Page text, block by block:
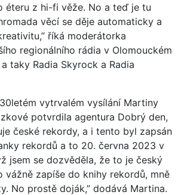
éteru z hi-fi věže. No a teď je tu
věcí se děje automaticky a
říká moderátorka
regionálního rádia v Olomouckém
taky Radia Skyrock a Radia
vytrvalém vysílání Martiny
potvrdila agentura Dobrý den,
české rekordy, a i tento byl zapsán
rekordů a to 20. června 2023 v
jsem se dozvěděla, že to je český
vážně zapíše do knihy rekordů, mně
No prostě doják,” dodává Martina.